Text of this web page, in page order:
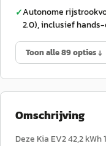
✓Autonome
2.0), inclusief
Toon alle 89 opties ↓
Omschrijving
Deze Kia EV2 42,2